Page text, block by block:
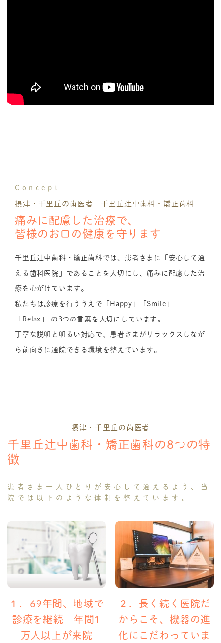
Concept
摂津・千里丘の歯医者 千里丘辻中歯科・矯正歯科
痛みに配慮した治療で、
皆様のお口の健康を守ります
千里丘辻中歯科・矯正歯科では、患者さまに「安心して通
える歯科医院」であることを大切にし、痛みに配慮した治
療を心がけています。
私たちは診療を行ううえで「Happy」「Smile」
「Relax」 の3つの言葉を大切にしています。
丁寧な説明と明るい対応で、患者さまがリラックスしなが
ら前向きに通院できる環境を整えています。
摂津・千里丘の歯医者
千里丘辻中歯科・矯正歯科の8つの特
徴
患者さま一人ひとりが安心して通えるよう、当
院では以下のような体制を整えています。
１．69年間、地域で
診療を継続 年間1
万人以上が来院
２．長く続く医院だ
からこそ、機器の進
化にこだわっていま